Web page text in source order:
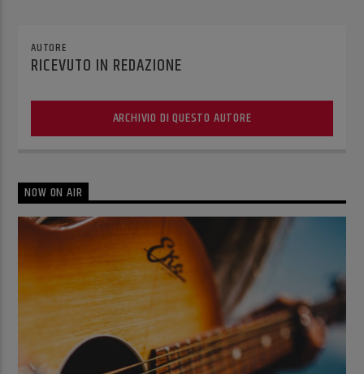
AUTORE
RICEVUTO IN REDAZIONE
ARCHIVIO DI QUESTO AUTORE
NOW ON AIR